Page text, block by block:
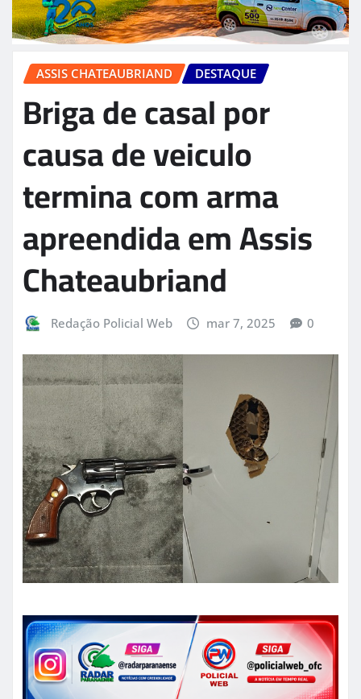
ASSIS CHATEAUBRIAND DESTAQUE
Briga de casal por
causa de veiculo
termina com arma
apreendida em Assis
Chateaubriand
Redação Policial Web mar 7, 2025 0